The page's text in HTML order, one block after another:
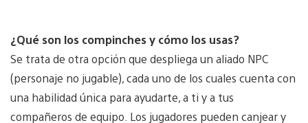
¿Qué son los compinches y cómo los usas?
Se trata de otra opción que despliega un aliado NPC
(personaje no jugable), cada uno de los cuales cuenta con
una habilidad única para ayudarte, a ti y a tus
compañeros de equipo. Los jugadores pueden canjear y